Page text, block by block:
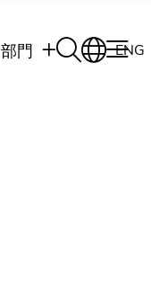
部門 ENG